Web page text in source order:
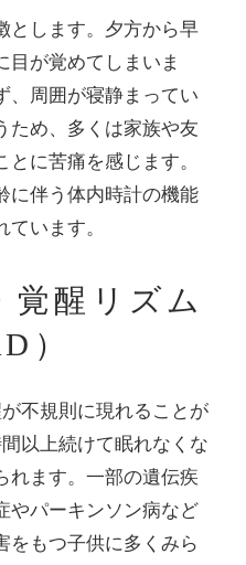
します。夕方から早
目が覚めてしまいま
、周囲が寝静まってい
ため、多くは家族や友
に苦痛を感じます。
に伴う体内時計の機能
います。
覚醒リズム
）
不規則に現れることが
以上続けて眠れなくな
れます。一部の遺伝疾
やパーキンソン病など
をもつ子供に多くみら